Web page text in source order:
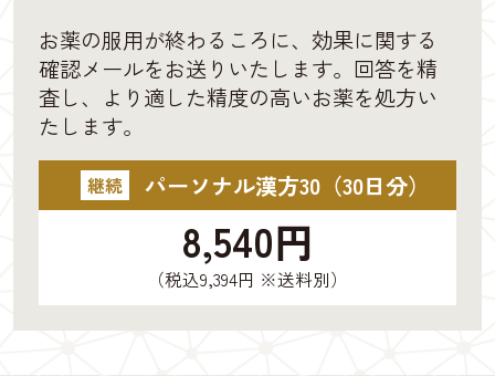
お薬の服用が終わるころに、効果に関する
確認メールをお送りいたします。回答を精
査し、より適した精度の高いお薬を処方い
たします。
継続 パーソナル漢方30（30日分）
8,540円
（税込9,394円 ※送料別）